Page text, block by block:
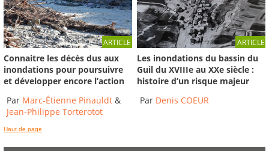
ARTICLE
Connaitre les décès dus aux
inondations pour poursuivre
et développer encore l’action
Par Marc-Étienne Pinauldt &
Jean-Philippe Torterotot
ARTICLE
Les inondations du bassin du
Guil du XVIIIe au XXe siècle :
histoire d’un risque majeur
Par Denis COEUR
Haut de page